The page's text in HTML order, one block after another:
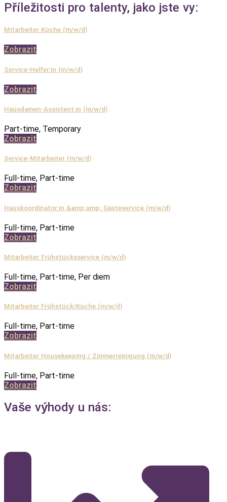
Příležitosti pro talenty, jako jste vy:
Mitarbeiter Küche (m/w/d)
Zobrazit
Service-Helfer:in (m/w/d)
Zobrazit
Hausdamen-Assistent:in (m/w/d)
Part-time, Temporary
Zobrazit
Service-Mitarbeiter (m/w/d)
Full-time, Part-time
Zobrazit
Hauskoordinator:in &amp;amp; Gästeservice (m/w/d)
Full-time, Part-time
Zobrazit
Mitarbeiter Frühstücksservice (m/w/d)
Full-time, Part-time, Per diem
Zobrazit
Mitarbeiter Frühstück/Küche (m/w/d)
Full-time, Part-time
Zobrazit
Mitarbeiter Housekeeping / Zimmerreinigung (m/w/d)
Full-time, Part-time
Zobrazit
Vaše výhody u nás: